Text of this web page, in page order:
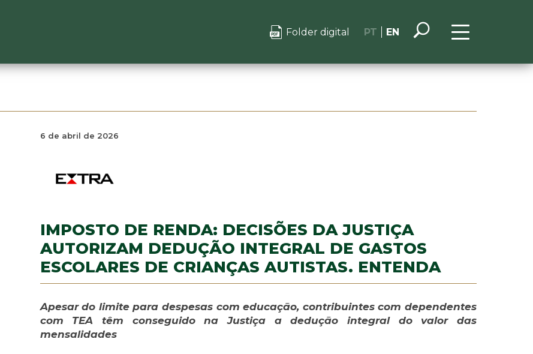
Folder digital PT EN
6 de abril de 2026
IMPOSTO DE RENDA: DECISÕES DA JUSTIÇA
AUTORIZAM DEDUÇÃO INTEGRAL DE GASTOS
ESCOLARES DE CRIANÇAS AUTISTAS. ENTENDA
Apesar do limite para despesas com educação, contribuintes com dependentes
com TEA têm conseguido na Justiça a dedução integral do valor das
mensalidades